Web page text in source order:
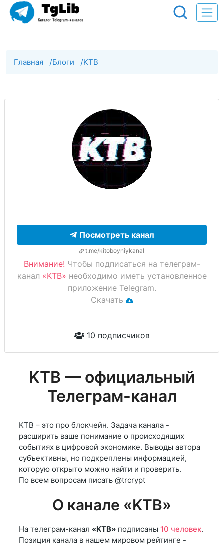
Главная /Блоги /KTB
Посмотреть канал
t.me/kitoboyniykanal
Внимание! Чтобы подписаться на телеграм-
канал «KTB» необходимо иметь установленное
приложение Telegram.
Скачать
10 подписчиков
KTB — официальный
Телеграм-канал
KTB – это про блокчейн. Задача канала -
расширить ваше понимание о происходящих
событиях в цифровой экономике. Выводы автора
субъективны, но подкреплены информацией,
которую открыто можно найти и проверить.
По всем вопросам писать @trcrypt
О канале «KTB»
На телеграм-канал «KTB» подписаны 10 человек.
Позиция канала в нашем мировом рейтинге -